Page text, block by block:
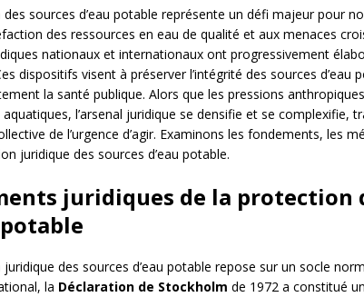
sources d’eau potable représente un défi majeur pour
des ressources en eau de qualité et aux menaces
nationaux et internationaux ont progressivement
dispositifs visent à préserver l’intégrité des sources
la santé publique. Alors que les pressions
l’arsenal juridique se densifie et se complexifie,
de l’urgence d’agir. Examinons les fondements, les
juridique des sources d’eau potable.
juridiques de la protection
des sources d’eau potable repose sur un socle
la Déclaration de Stockholm de 1972 a constitué